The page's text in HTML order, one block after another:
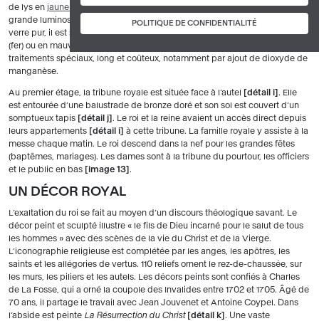
POLITIQUE DE CONFIDENTIALITÉ
de lys en jaune d’argent, représente un luxe à cette époque et assure une
grande luminosité
. En effet, il est encore très difficile d'obtenir un
verre pur, il est souvent teinté par des débris d'oxydes métalliques, en vert
(fer) ou en mauve. Pour obtenir un verre blanc, il faut lui faire subir des
traitements spéciaux, long et coûteux, notamment par ajout de dioxyde de
manganèse.
Au premier étage, la tribune royale est située face à l’autel détail i . Elle
est entourée d’une balustrade de bronze doré et son sol est couvert d’un
somptueux tapis
détail j . Le roi et la reine avaient un accès direct depuis
leurs appartements
détail i
à cette tribune. La famille royale y assiste à la
messe chaque matin. Le roi descend dans la nef pour les grandes fêtes
(baptêmes, mariages). Les dames sont à la tribune du pourtour, les officiers
et le public en bas
image 13 .
UN DÉCOR ROYAL
L’exaltation du roi se fait au moyen d’un discours théologique savant. Le
décor peint et sculpté illustre « le fils de Dieu incarné pour le salut de tous
les hommes » avec des scènes de la vie du Christ et de la Vierge.
L’iconographie religieuse est complétée par les anges, les apôtres, les
saints et les allégories de vertus. 110 reliefs ornent le rez-de-chaussée, sur
les murs, les piliers et les autels. Les décors peints sont confiés à Charles
de La Fosse, qui a orné la coupole des Invalides entre 1702 et 1705. Âgé de
70 ans, il partage le travail avec Jean Jouvenet et Antoine Coypel. Dans
l’abside est peinte La Résurrection du Christ détail k . Une vaste